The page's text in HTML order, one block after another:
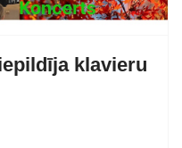
klavieru